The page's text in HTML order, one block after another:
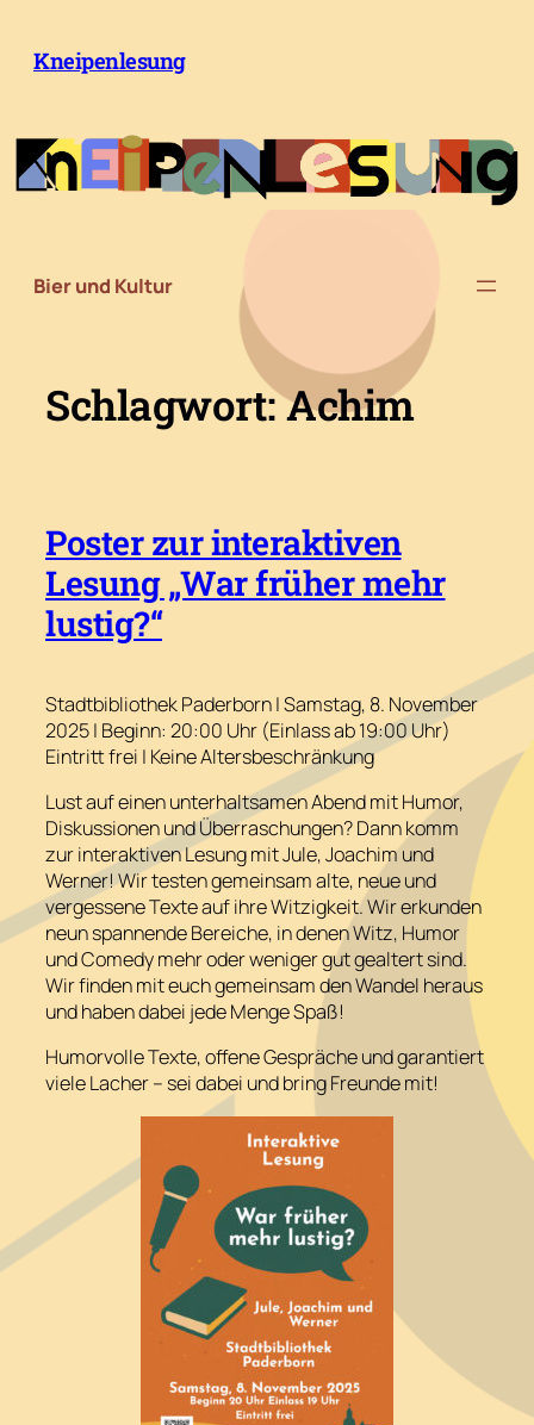
Inhalt
springen
Kneipenlesung
Bier und Kultur
Schlagwort:Achim
Poster zur interaktiven
Lesung „War früher mehr
lustig?“
Stadtbibliothek Paderborn | Samstag, 8. November
2025 | Beginn: 20:00 Uhr (Einlass ab 19:00 Uhr)
Eintritt frei | Keine Altersbeschränkung
Lust auf einen unterhaltsamen Abend mit Humor,
Diskussionen und Überraschungen? Dann komm
zur interaktiven Lesung mit Jule, Joachim und
Werner! Wir testen gemeinsam alte, neue und
vergessene Texte auf ihre Witzigkeit. Wir erkunden
neun spannende Bereiche, in denen Witz, Humor
und Comedy mehr oder weniger gut gealtert sind.
Wir finden mit euch gemeinsam den Wandel heraus
und haben dabei jede Menge Spaß!
Humorvolle Texte, offene Gespräche und garantiert
viele Lacher – sei dabei und bring Freunde mit!